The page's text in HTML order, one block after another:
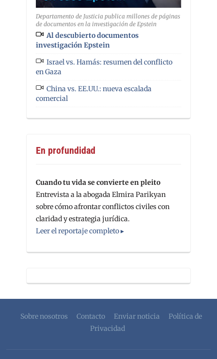
Departamento de Justicia publica millones de páginas
de documentos en la investigación de Epstein
Al descubierto documentos
investigación Epstein
Israel vs. Hamás: resumen del conflicto
en Gaza
China vs. EE.UU.: nueva escalada
comercial
En profundidad
Cuando tu vida se convierte en pleito
Entrevista a la abogada Elmira Parikyan
sobre cómo afrontar conflictos civiles con
claridad y estrategia jurídica.
Leer el reportaje completo ▸
Sobre nosotros Contacto Enviar noticia
Política de
Privacidad